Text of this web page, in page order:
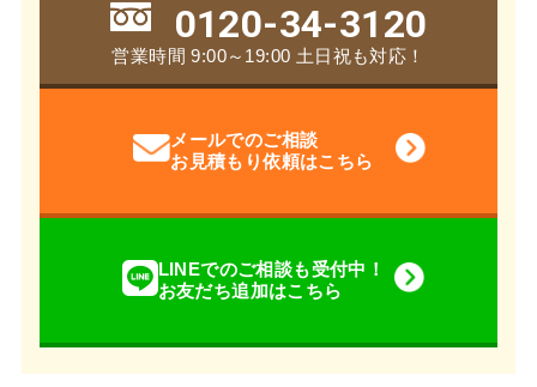
0120-34-3120
営業時間 9:00～19:00 土日祝も対応！
メールでのご相談
お見積もり依頼はこちら
LINEでのご相談も受付中！
お友だち追加はこちら